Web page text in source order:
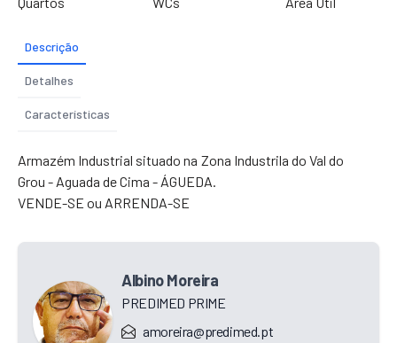
Descrição
Detalhes
Características
Armazém Industrial situado na Zona Industrila do Val do
Grou - Aguada de Cima - ÁGUEDA.
VENDE-SE ou ARRENDA-SE
Albino Moreira
PREDIMED PRIME
amoreira@predimed.pt